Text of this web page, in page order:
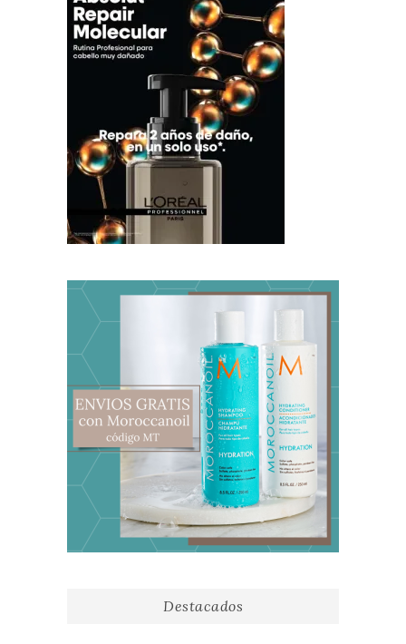
Destacados